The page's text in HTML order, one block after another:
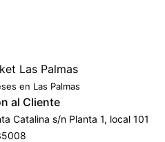
Las Palmas
en Las Palmas
al Cliente
Catalina s/n Planta 1, local 101